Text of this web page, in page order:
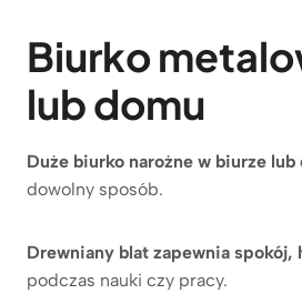
Biurko
lub domu
Duże biurko narożne w biurze lub
dowolny sposób.
Drewniany blat zapewnia spokój,
podczas nauki czy pracy.